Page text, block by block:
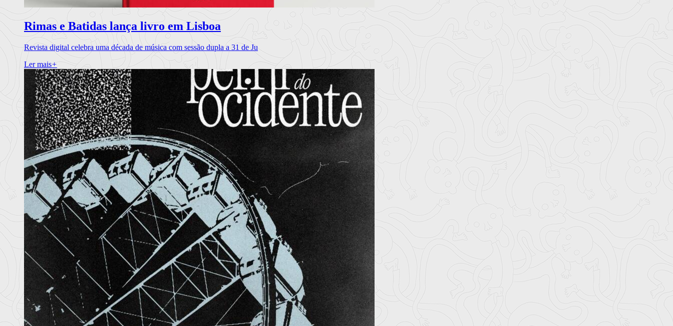
Rimas e Batidas lança livro em Lisboa
Revista digital celebra uma década de música com sessão dupla a 31 de Ju
Ler mais+